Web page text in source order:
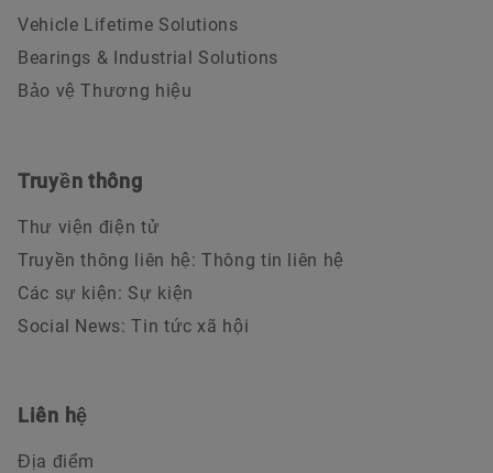
Vehicle Lifetime Solutions
Bearings & Industrial Solutions
Bảo vệ Thương hiệu
Truyền thông
Thư viện điện tử
Truyền thông liên hệ: Thông tin liên hệ
Các sự kiện: Sự kiện
Social News: Tin tức xã hội
Liên hệ
Địa điểm